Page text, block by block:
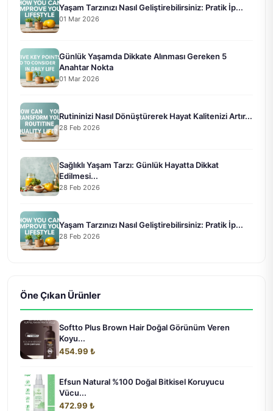
Yaşam Tarzınızı Nasıl Geliştirebilirsiniz: Pratik İp...
01 Mar 2026
Günlük Yaşamda Dikkate Alınması Gereken 5
Anahtar Nokta
01 Mar 2026
Rutininizi Nasıl Dönüştürerek Hayat Kalitenizi Artır...
28 Feb 2026
Sağlıklı Yaşam Tarzı: Günlük Hayatta Dikkat
Edilmesi...
28 Feb 2026
Yaşam Tarzınızı Nasıl Geliştirebilirsiniz: Pratik İp...
28 Feb 2026
Öne Çıkan Ürünler
Softto Plus Brown Hair Doğal Görünüm Veren
Koyu...
454.99 ₺
Efsun Natural %100 Doğal Bitkisel Koruyucu
Vücu...
472.99 ₺